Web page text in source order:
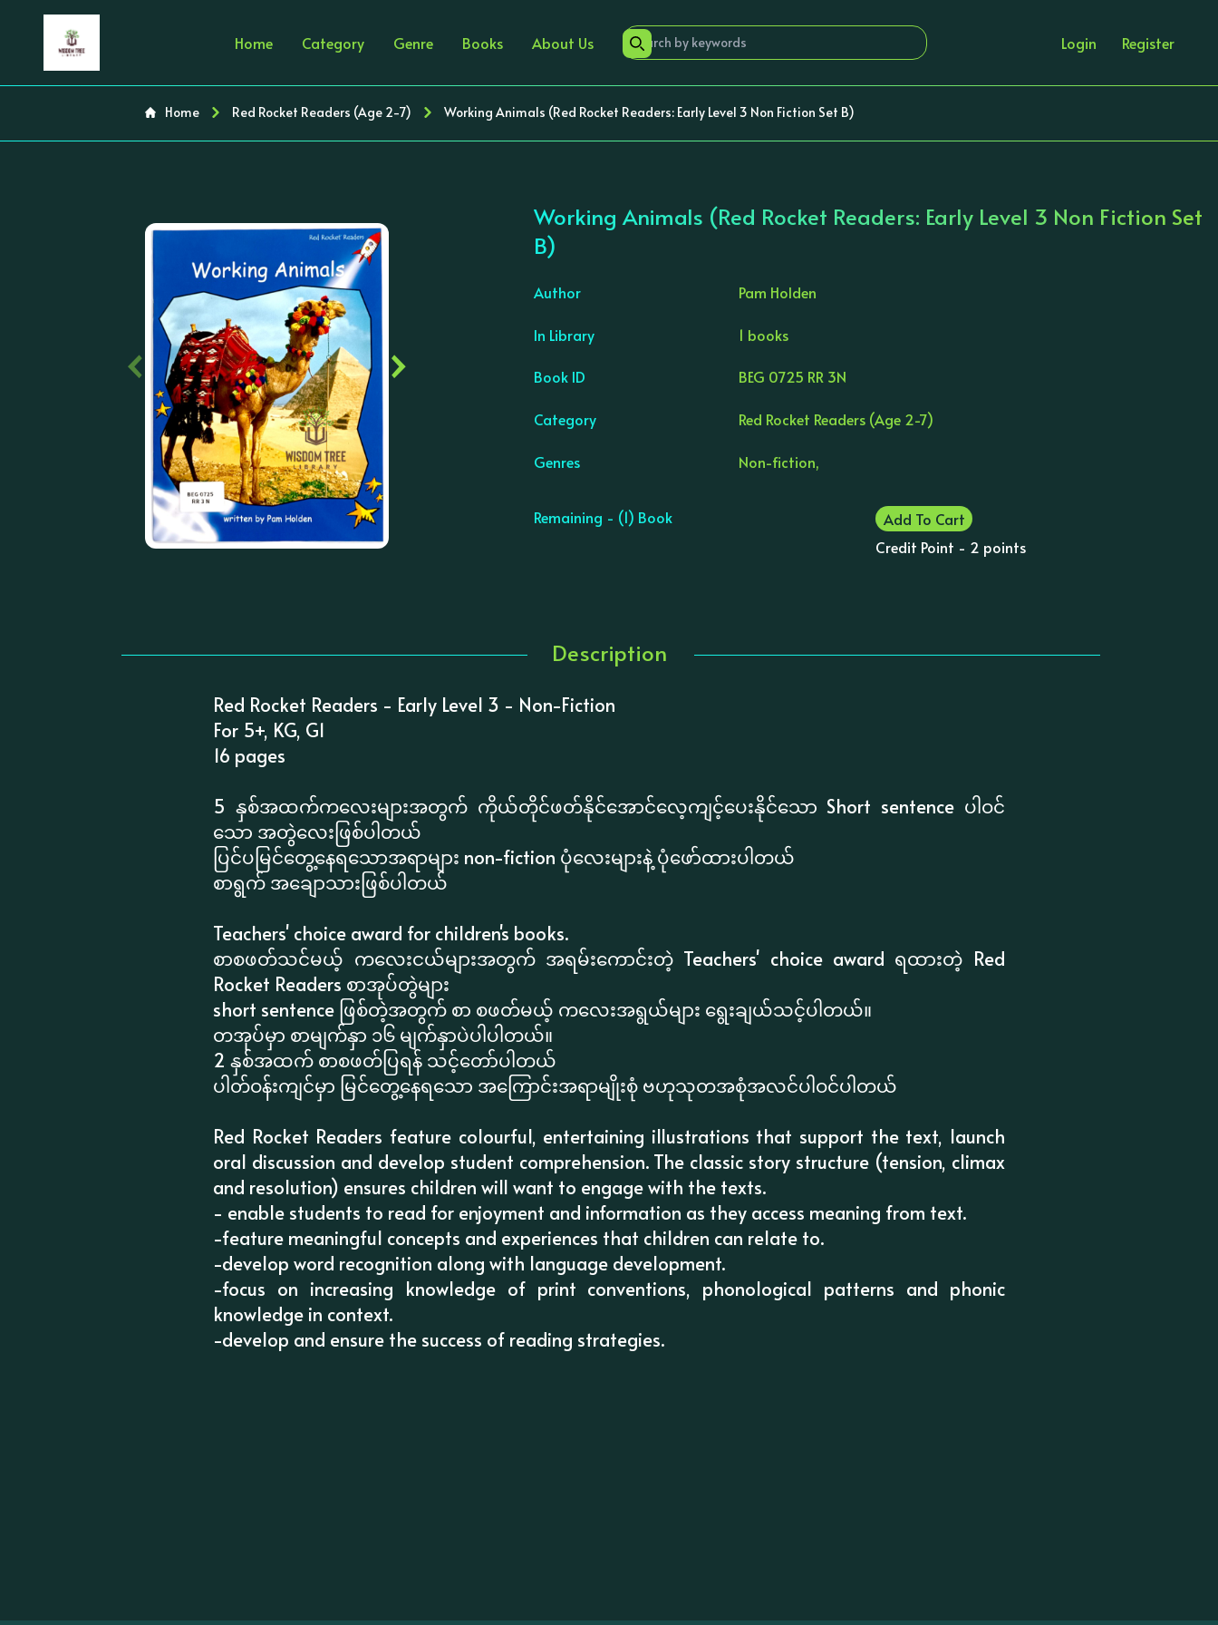
Home Category Genre Books About Us Login Register
Home Red Rocket Readers (Age 2-7) Working Animals (Red Rocket Readers: Early Level 3 Non Fiction Set B)
‹ ›
Working Animals (Red Rocket Readers: Early Level 3 Non Fiction Set
B)
Author Pam Holden
In Library 1 books
Book ID BEG 0725 RR 3N
Category Red Rocket Readers (Age 2-7)
Genres Non-fiction,
Remaining - (1) Book
Add To Cart
Credit Point - 2 points
Description
Red Rocket Readers - Early Level 3 - Non-Fiction
For 5+, KG, G1
16 pages
5 နှစ်အထက်ကလေးများအတွက် ကိုယ်တိုင်ဖတ်နိုင်အောင်လေ့ကျင့်ပေးနိုင်သော Short sentence ပါဝင်
သော အတွဲလေးဖြစ်ပါတယ်
ပြင်ပမြင်တွေ့နေရသောအရာများ non-fiction ပုံလေးများနဲ့ ပုံဖော်ထားပါတယ်
စာရွက် အချောသားဖြစ်ပါတယ်
Teachers' choice award for children's books.
စာစဖတ်သင်မယ့် ကလေးငယ်များအတွက် အရမ်းကောင်းတဲ့ Teachers' choice award ရထားတဲ့ Red
Rocket Readers စာအုပ်တွဲများ
short sentence ဖြစ်တဲ့အတွက် စာ စဖတ်မယ့် ကလေးအရွယ်များ ရွေးချယ်သင့်ပါတယ်။
တအုပ်မှာ စာမျက်နှာ ၁၆ မျက်နှာပဲပါပါတယ်။
2 နှစ်အထက် စာစဖတ်ပြရန် သင့်တော်ပါတယ်
ပါတ်ဝန်းကျင်မှာ မြင်တွေ့နေရသော အကြောင်းအရာမျိုးစုံ ဗဟုသုတအစုံအလင်ပါဝင်ပါတယ်
Red Rocket Readers feature colourful, entertaining illustrations that support the text, launch
oral discussion and develop student comprehension. The classic story structure (tension, climax
and resolution) ensures children will want to engage with the texts.
- enable students to read for enjoyment and information as they access meaning from text.
-feature meaningful concepts and experiences that children can relate to.
-develop word recognition along with language development.
-focus on increasing knowledge of print conventions, phonological patterns and phonic
knowledge in context.
-develop and ensure the success of reading strategies.